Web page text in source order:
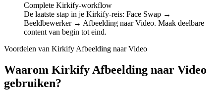
Complete Kirkify-workflow
De laatste stap in je Kirkify-reis: Face Swap →
Beeldbewerker → Afbeelding naar Video. Maak deelbare
content van begin tot eind.
Voordelen van Kirkify Afbeelding naar Video
Waarom Kirkify Afbeelding naar Video
gebruiken?